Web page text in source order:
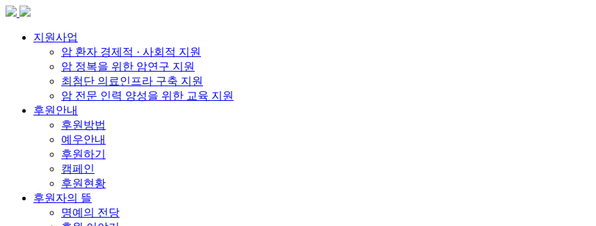
지원사업
암 환자 경제적 · 사회적 지원
암 정복을 위한 암연구 지원
최첨단 의료인프라 구축 지원
암 전문 인력 양성을 위한 교육 지원
후원안내
후원방법
예우안내
후원하기
캠페인
후원현황
후원자의 뜰
명예의 전당